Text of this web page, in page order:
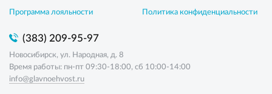
Программа лояльности Политика конфиденциальности
(383) 209-95-97
Новосибирск, ул. Народная, д. 8
Время работы: пн-пт 09:30-18:00, сб 10:00-14:00
info@glavnoehvost.ru